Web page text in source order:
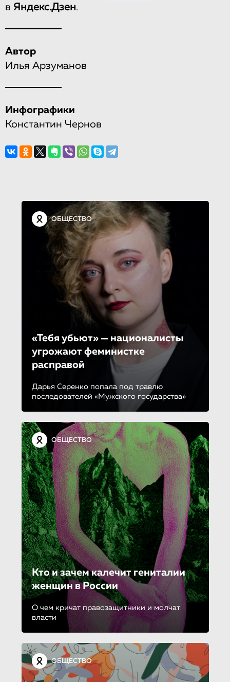
в Яндекс.Дзен.
Автор
Илья Арзуманов
Инфографики
Константин Чернов
ОБЩЕСТВО
«Тебя убьют» — националисты
угрожают феминистке
расправой
Дарья Серенко попала под травлю
последователей «Мужского государства»
ОБЩЕСТВО
Кто и зачем калечит гениталии
женщин в России
О чем кричат правозащитники и молчат
власти
ОБЩЕСТВО